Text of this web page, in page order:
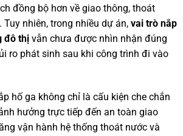
đồng bộ hơn về giao thông, thoát
nhiên, trong nhiều dự án, vai trò nắp
đô thịvẫn chưa được nhìn nhận đúng
ro phát sinh sau khi công trình đi vào
hố ga không chỉ là cấu kiện che chắn
hưởng trực tiếp đến an toàn giao
vận hành hệ thống thoát nước và